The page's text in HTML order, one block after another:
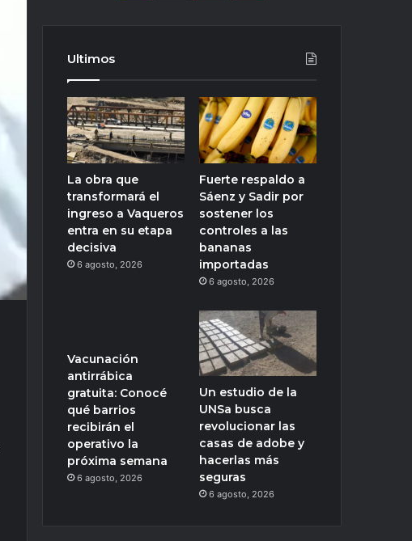
Ultimos
La obra que
transformará el
ingreso a Vaqueros
entra en su etapa
decisiva
6 agosto, 2026
Fuerte respaldo a
Sáenz y Sadir por
sostener los
controles a las
bananas
importadas
6 agosto, 2026
Vacunación
antirrábica
gratuita: Conocé
qué barrios
recibirán el
operativo la
próxima semana
6 agosto, 2026
Un estudio de la
UNSa busca
revolucionar las
casas de adobe y
hacerlas más
seguras
6 agosto, 2026